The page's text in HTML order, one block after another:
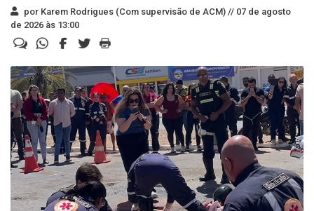
por Karem Rodrigues (Com supervisão de ACM) // 07 de agosto
de 2026 às 13:00